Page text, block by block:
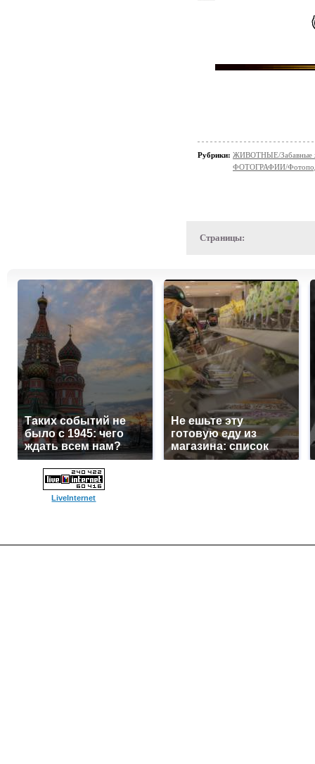
Рубрики: ЖИВОТНЫЕ/Забавные
ФОТОГРАФИИ/
Страницы:
Таких событий не
было с 1945: чего
ждать всем нам?
Не ешьте эту
готовую еду из
магазина: список
LiveInternet